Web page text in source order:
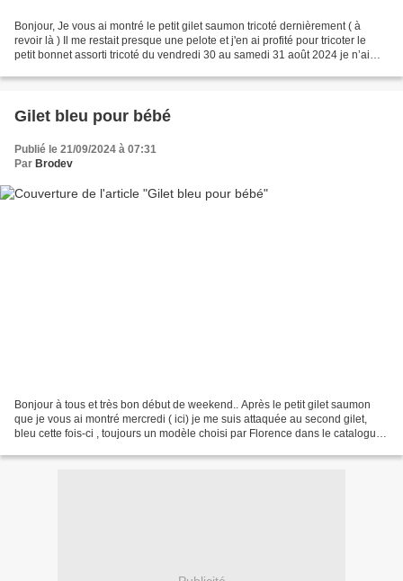
Bonjour, Je vous ai montré le petit gilet saumon tricoté dernièrement ( à
revoir là ) Il me restait presque une pelote et j'en ai profité pour tricoter le
petit bonnet assorti tricoté du vendredi 30 au samedi 31 août 2024 je n’ai
Gilet bleu pour bébé
Publié le 21/09/2024 à 07:31
Par Brodev
Bonjour à tous et très bon début de weekend.. Après le petit gilet saumon
que je vous ai montré mercredi ( ici) je me suis attaquée au second gilet,
bleu cette fois-ci , toujours un modèle choisi par Florence dans le catalogue